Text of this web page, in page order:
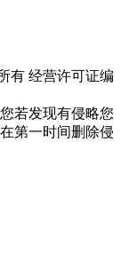
有 经营许可证编
若发现有侵略您
第一时间删除侵